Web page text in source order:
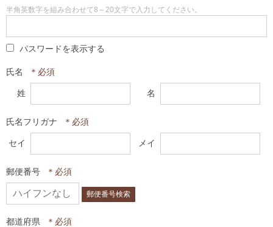
半角英数字を組み合わせて8～20文字で入力してください。
パスワードを表示する
氏名
姓 名
氏名フリガナ
セイ メイ
郵便番号
郵便番号検索
都道府県